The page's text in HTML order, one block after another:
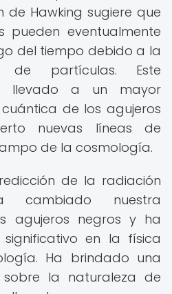
de Hawking sugiere que
pueden eventualmente
del tiempo debido a la
de partículas. Este
llevado a un mayor
de los agujeros
nuevas líneas de
de la cosmología.
de la radiación
cambiado nuestra
agujeros negros y ha
en la física
Ha brindado una
sobre la naturaleza de